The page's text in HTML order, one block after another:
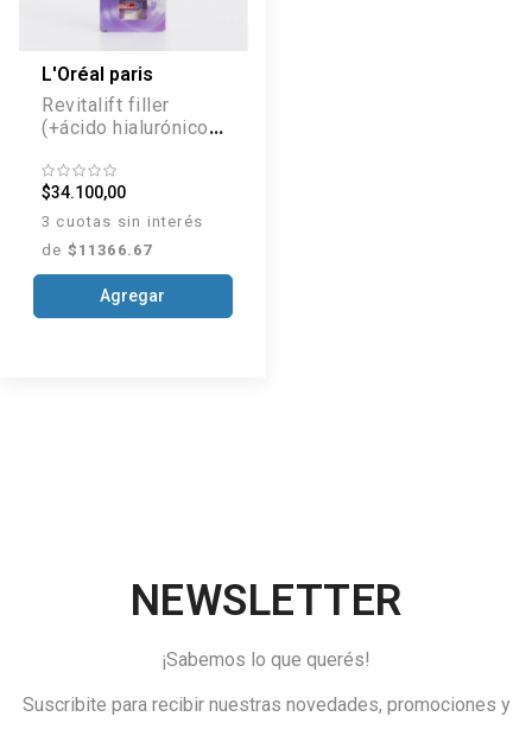
L'Oréal paris
Revitalift filler
(+ácido hialurónico)
ampollas
$34.100,00
3 cuotas sin interés
de $11366.67
Agregar
NEWSLETTER
¡Sabemos lo que querés!
Suscribite para recibir nuestras novedades, promociones y